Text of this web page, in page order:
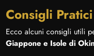
Consigli Pratici
Ecco alcuni consigli utili
Giappone e Isole di